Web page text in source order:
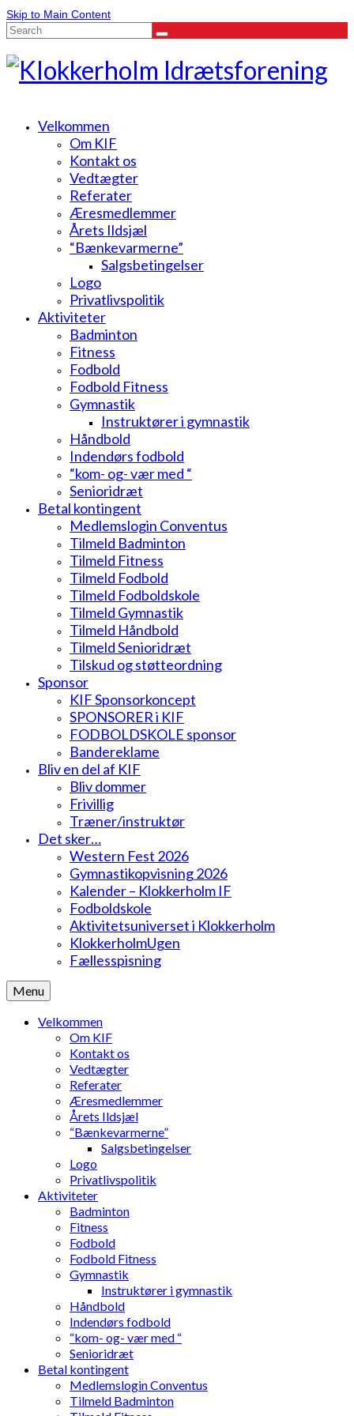
Skip to Main Content
Search
Velkommen
Om KIF
Kontakt os
Vedtægter
Referater
Æresmedlemmer
Årets Ildsjæl
“Bænkevarmerne”
Salgsbetingelser
Logo
Privatlivspolitik
Aktiviteter
Badminton
Fitness
Fodbold
Fodbold Fitness
Gymnastik
Instruktører i gymnastik
Håndbold
Indendørs fodbold
“kom- og- vær med “
Senioridræt
Betal kontingent
Medlemslogin Conventus
Tilmeld Badminton
Tilmeld Fitness
Tilmeld Fodbold
Tilmeld Fodboldskole
Tilmeld Gymnastik
Tilmeld Håndbold
Tilmeld Senioridræt
Tilskud og støtteordning
Sponsor
KIF Sponsorkoncept
SPONSORER i KIF
FODBOLDSKOLE sponsor
Bandereklame
Bliv en del af KIF
Bliv dommer
Frivillig
Træner/instruktør
Det sker…
Western Fest 2026
Gymnastikopvisning 2026
Kalender – Klokkerholm IF
Fodboldskole
Aktivitetsuniverset i Klokkerholm
KlokkerholmUgen
Fællesspisning
Menu
Velkommen
Om KIF
Kontakt os
Vedtægter
Referater
Æresmedlemmer
Årets Ildsjæl
“Bænkevarmerne”
Salgsbetingelser
Logo
Privatlivspolitik
Aktiviteter
Badminton
Fitness
Fodbold
Fodbold Fitness
Gymnastik
Instruktører i gymnastik
Håndbold
Indendørs fodbold
“kom- og- vær med “
Senioridræt
Betal kontingent
Medlemslogin Conventus
Tilmeld Badminton